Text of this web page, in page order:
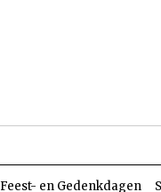
Feest- en Gedenkdagen